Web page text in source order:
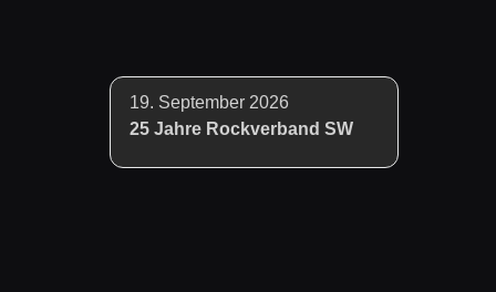
19. September 2026
25 Jahre Rockverband SW